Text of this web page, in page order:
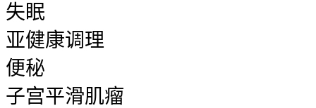
失眠
亚健康调理
便秘
子宫平滑肌瘤